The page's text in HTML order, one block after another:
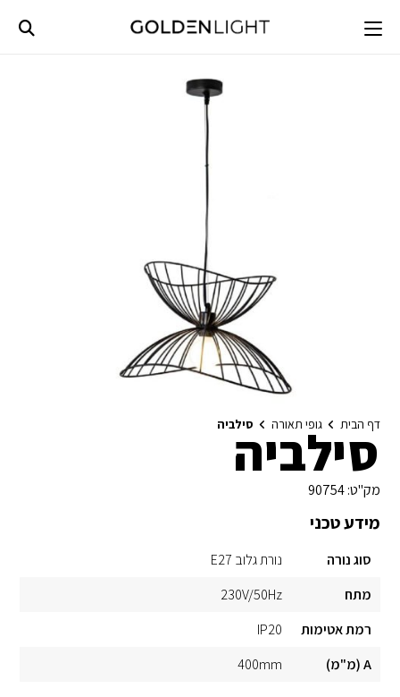
content
דף הבית גופי תאורה סילביהסילביה
מק"ט: 90754
מידע טכני
סוג נורה
נורת גלוב E27
מתח
230V/50Hz
רמת אטימות
IP20
A (מ"מ)
400mm